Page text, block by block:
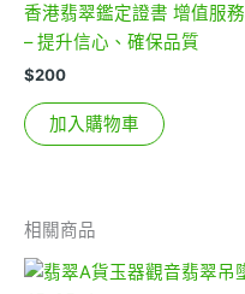
香港翡翠鑑定證書 增值服務
– 提升信心、確保品質
$200
加入購物車
相關商品